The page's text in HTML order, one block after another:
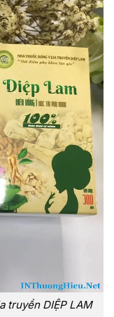
truyền DIỆP LAM